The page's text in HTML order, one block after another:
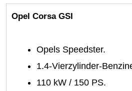
Opel Corsa GSI
Opels Speedster.
1.4-Vierzylinder-
110 kW / 150 PS.